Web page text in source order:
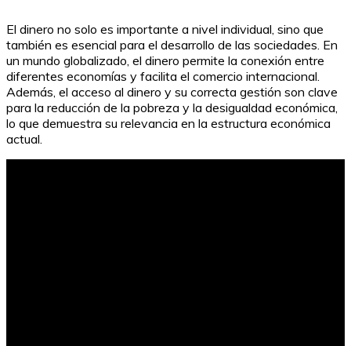
El dinero no solo es importante a nivel individual, sino que
también es esencial para el desarrollo de las sociedades. En
un mundo globalizado, el dinero permite la conexión entre
diferentes economías y facilita el comercio internacional.
Además, el acceso al dinero y su correcta gestión son clave
para la reducción de la pobreza y la desigualdad económica,
lo que demuestra su relevancia en la estructura económica
actual.